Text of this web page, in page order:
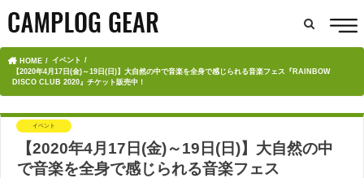
HOME
イベント
【2020年4月17日(金)～19日(日)】大自然の中で音楽を全身で感じられる音楽フェス『RAINBOW
DISCO CLUB 2020』チケット販売中！
イベント
【2020年4月17日(金)～19日(日)】大自然の中
で音楽を全身で感じられる音楽フェス